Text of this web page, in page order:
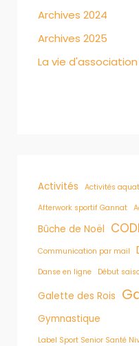
Archives 2024
Archives 2025
La vie d'association
Activités
Activités
Afterwork sportif Gannat
Bûche de Noël
Communication par mail
Danse en ligne Début
Galette des Rois
Gymnastique
Label Sport Senior Santé